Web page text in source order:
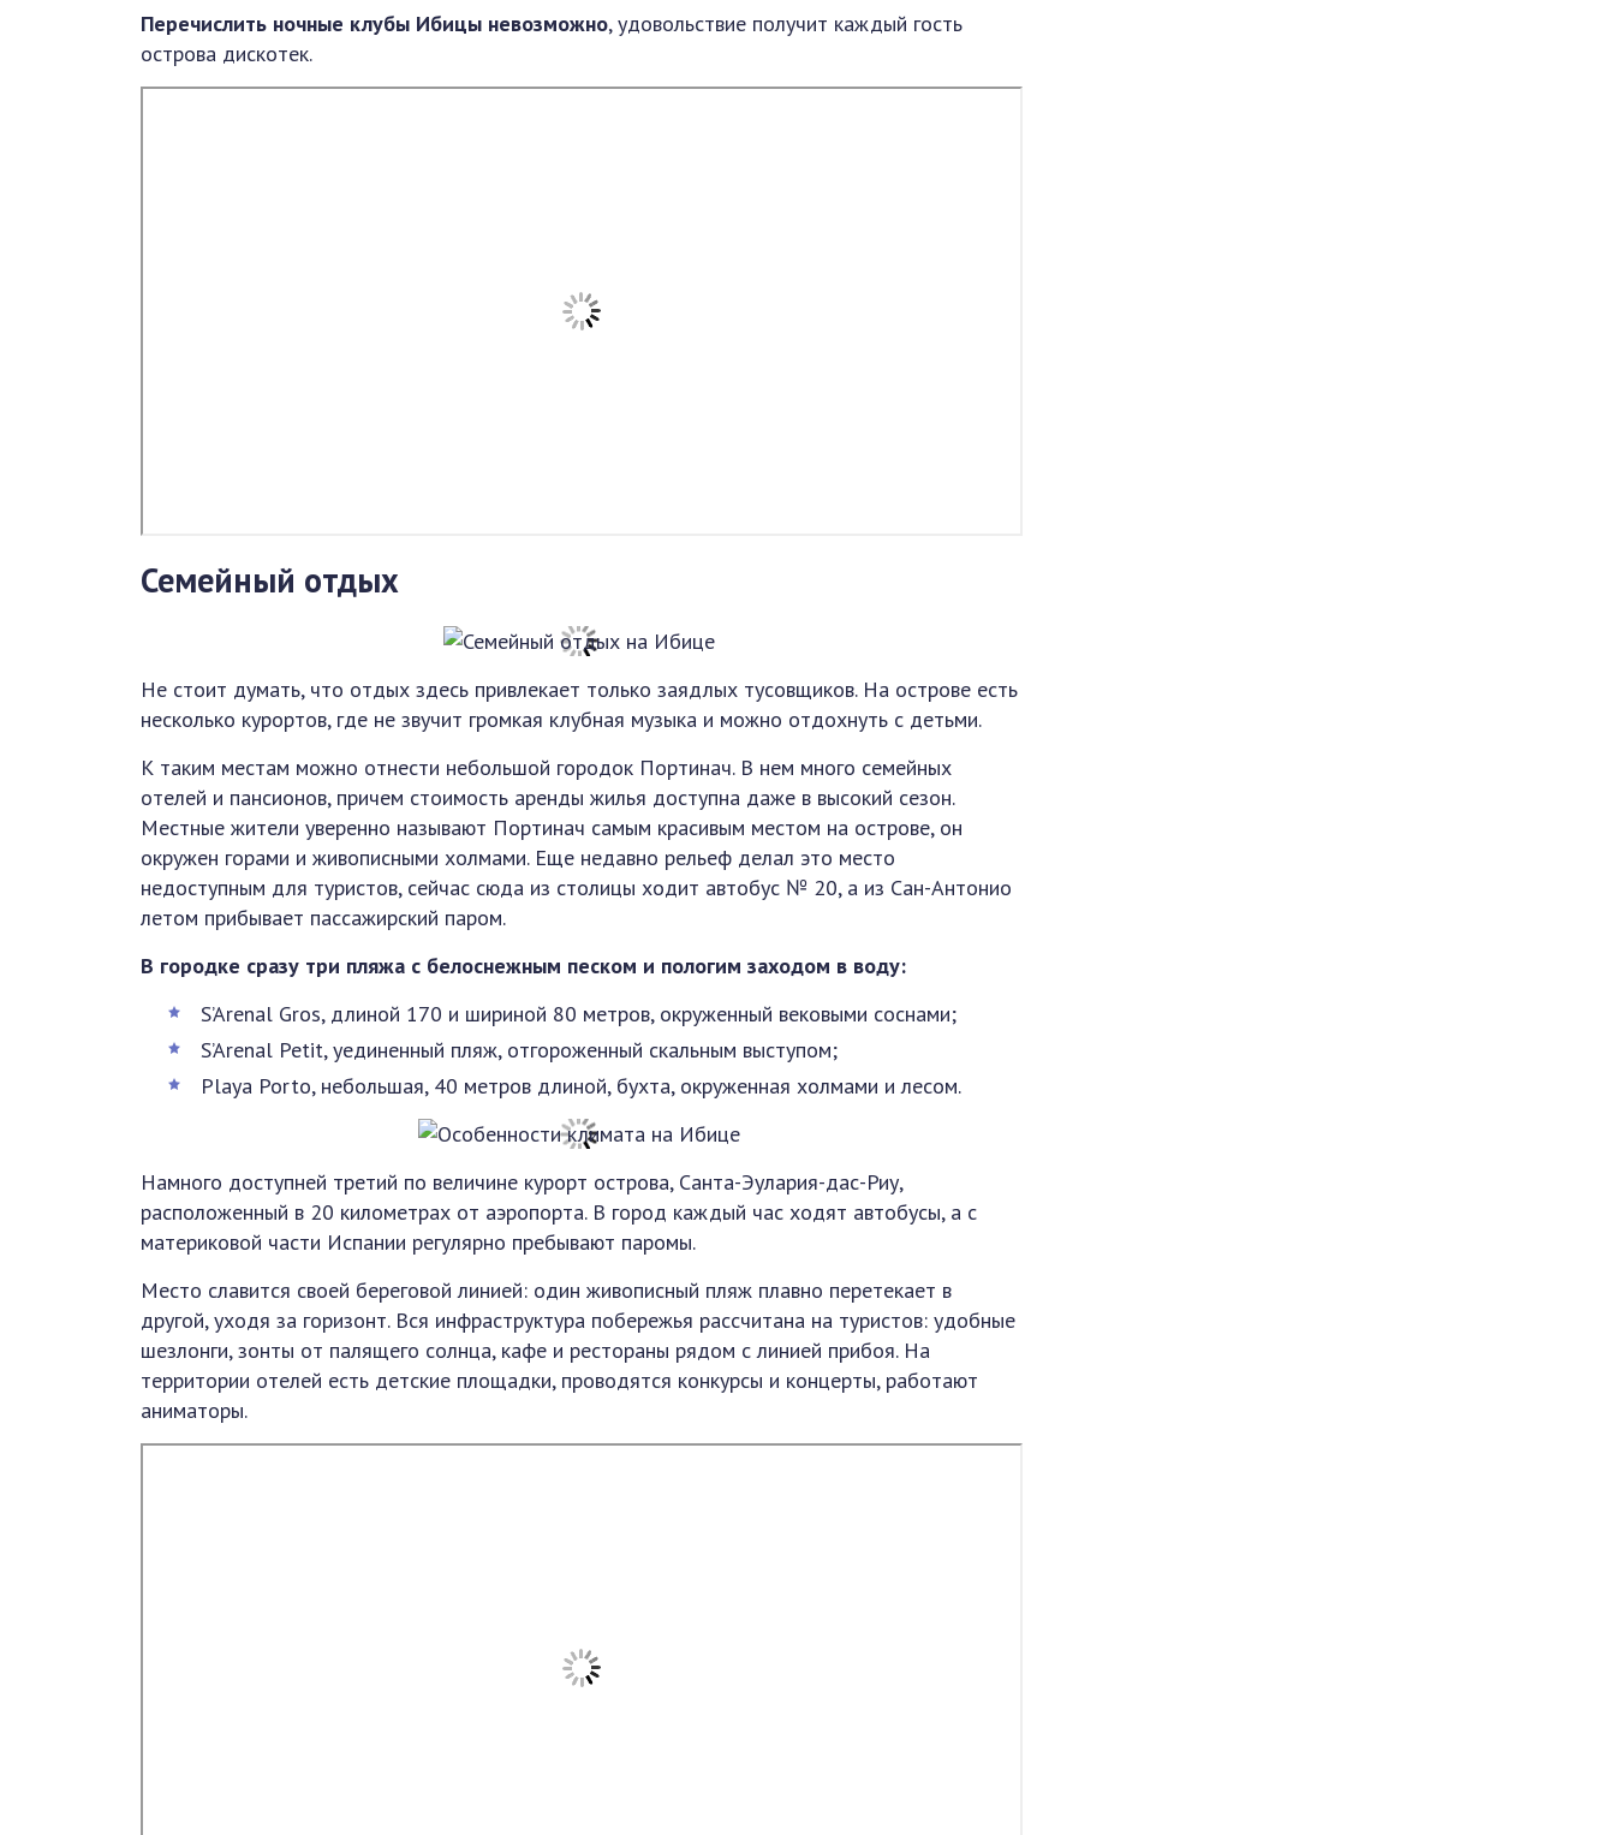
Перечислить ночные клубы Ибицы невозможно, удовольствие получит каждый гость
острова дискотек.
Семейный отдых
Не стоит думать, что отдых здесь привлекает только заядлых тусовщиков. На острове есть
несколько курортов, где не звучит громкая клубная музыка и можно отдохнуть с детьми.
К таким местам можно отнести небольшой городок Портинач. В нем много семейных
отелей и пансионов, причем стоимость аренды жилья доступна даже в высокий сезон.
Местные жители уверенно называют Портинач самым красивым местом на острове, он
окружен горами и живописными холмами. Еще недавно рельеф делал это место
недоступным для туристов, сейчас сюда из столицы ходит автобус № 20, а из Сан-Антонио
летом прибывает пассажирский паром.
В городке сразу три пляжа с белоснежным песком и пологим заходом в воду:
S’Arenal Gros, длиной 170 и шириной 80 метров, окруженный вековыми соснами;
S’Arenal Petit, уединенный пляж, отгороженный скальным выступом;
Playa Porto, небольшая, 40 метров длиной, бухта, окруженная холмами и лесом.
Намного доступней третий по величине курорт острова, Санта-Эулария-дас-Риу,
расположенный в 20 километрах от аэропорта. В город каждый час ходят автобусы, а с
материковой части Испании регулярно пребывают паромы.
Место славится своей береговой линией: один живописный пляж плавно перетекает в
другой, уходя за горизонт. Вся инфраструктура побережья рассчитана на туристов: удобные
шезлонги, зонты от палящего солнца, кафе и рестораны рядом с линией прибоя. На
территории отелей есть детские площадки, проводятся конкурсы и концерты, работают
аниматоры.